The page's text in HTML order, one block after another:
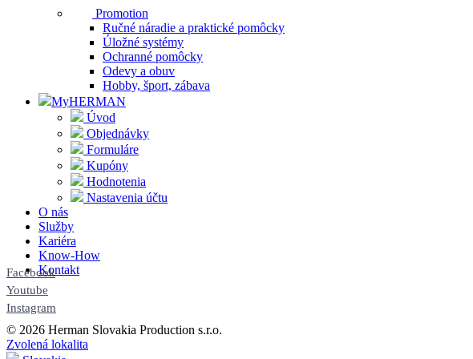
Promotion
Ručné náradie a praktické pomôcky
Úložné systémy
Ochranné pomôcky
Odevy a obuv
Hobby, šport, zábava
MyHERMAN
Úvod
Objednávky
Formuláre
Kupóny
Hodnotenia
Nastavenia účtu
O nás
Služby
Kariéra
Know-How
Kontakt
Facebook
Youtube
Instagram
© 2026 Herman Slovakia Production s.r.o.
Zvolená lokalita